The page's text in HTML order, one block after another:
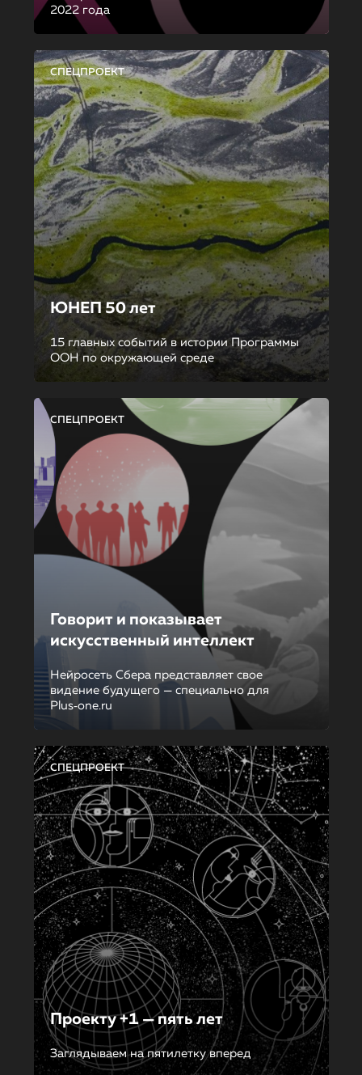
2022 года
СПЕЦПРОЕКТ
ЮНЕП 50 лет
15 главных событий в истории Программы
ООН по окружающей среде
СПЕЦПРОЕКТ
Говорит и показывает
искусственный интеллект
Нейросеть Сбера представляет свое
видение будущего — специально для
Plus‑one.ru
СПЕЦПРОЕКТ
Проекту +1 — пять лет
Заглядываем на пятилетку вперед